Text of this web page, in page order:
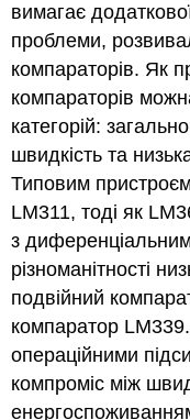
вимагає
проблеми,
компараторів. Як
компараторів
категорій:
швидкість та
Типовим
LM311, тоді як
з
різноманітності
подвійний
компаратор
операційними
компроміс між